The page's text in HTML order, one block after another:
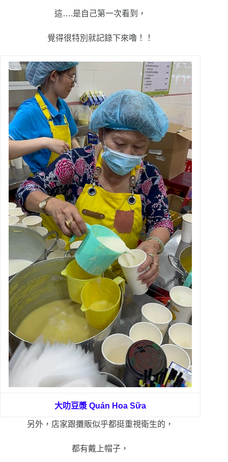
這….是自己第一次看到，
覺得很特別就記錄下來嚕！！
大叻豆漿Quán Hoa Sữa
另外，店家跟攤販似乎都挺重視衛生的，
都有戴上帽子，